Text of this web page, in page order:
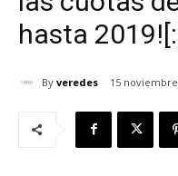
hasta
By veredes 15